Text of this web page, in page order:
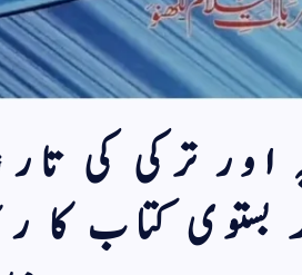
اور ترکی کی
بستوی کتاب کا